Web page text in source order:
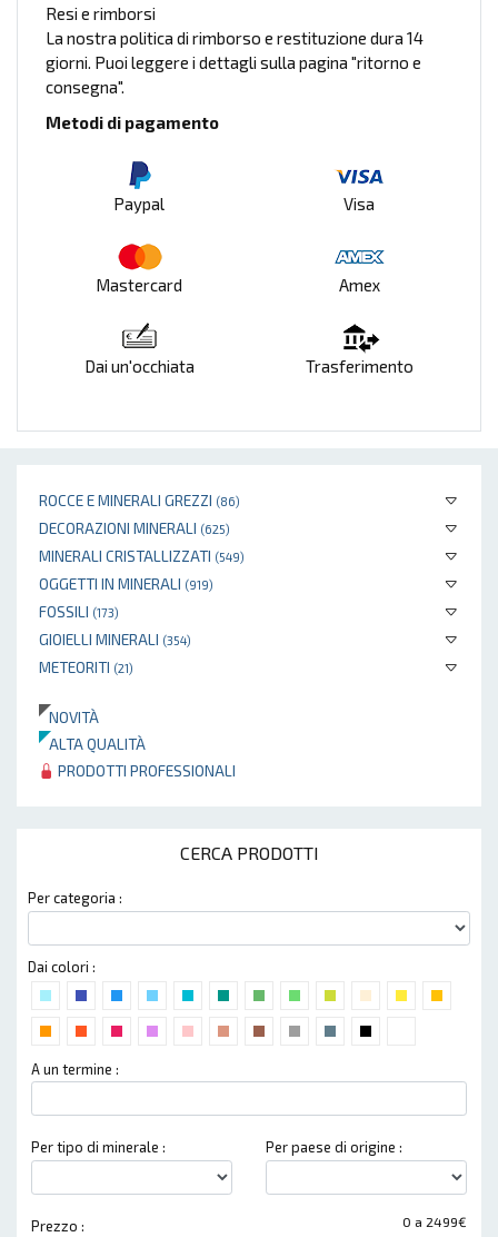
ROCCE E MINERALI GREZZI (86)
DECORAZIONI MINERALI (625)
MINERALI CRISTALLIZZATI (549)
OGGETTI IN MINERALI (919)
FOSSILI (173)
GIOIELLI MINERALI (354)
METEORITI (21)
NOVITÀ
ALTA QUALITÀ
PRODOTTI PROFESSIONALI
CERCA PRODOTTI
Per categoria :
Dai colori :
A un termine :
Per tipo di minerale : Per paese di origine :
0 a 2499€
Prezzo :
Resi e rimborsi
La nostra politica di rimborso e restituzione dura 14
giorni. Puoi leggere i dettagli sulla pagina "ritorno e
consegna".
Metodi di pagamento
Paypal Visa
Mastercard Amex
Dai un'occhiata Trasferimento